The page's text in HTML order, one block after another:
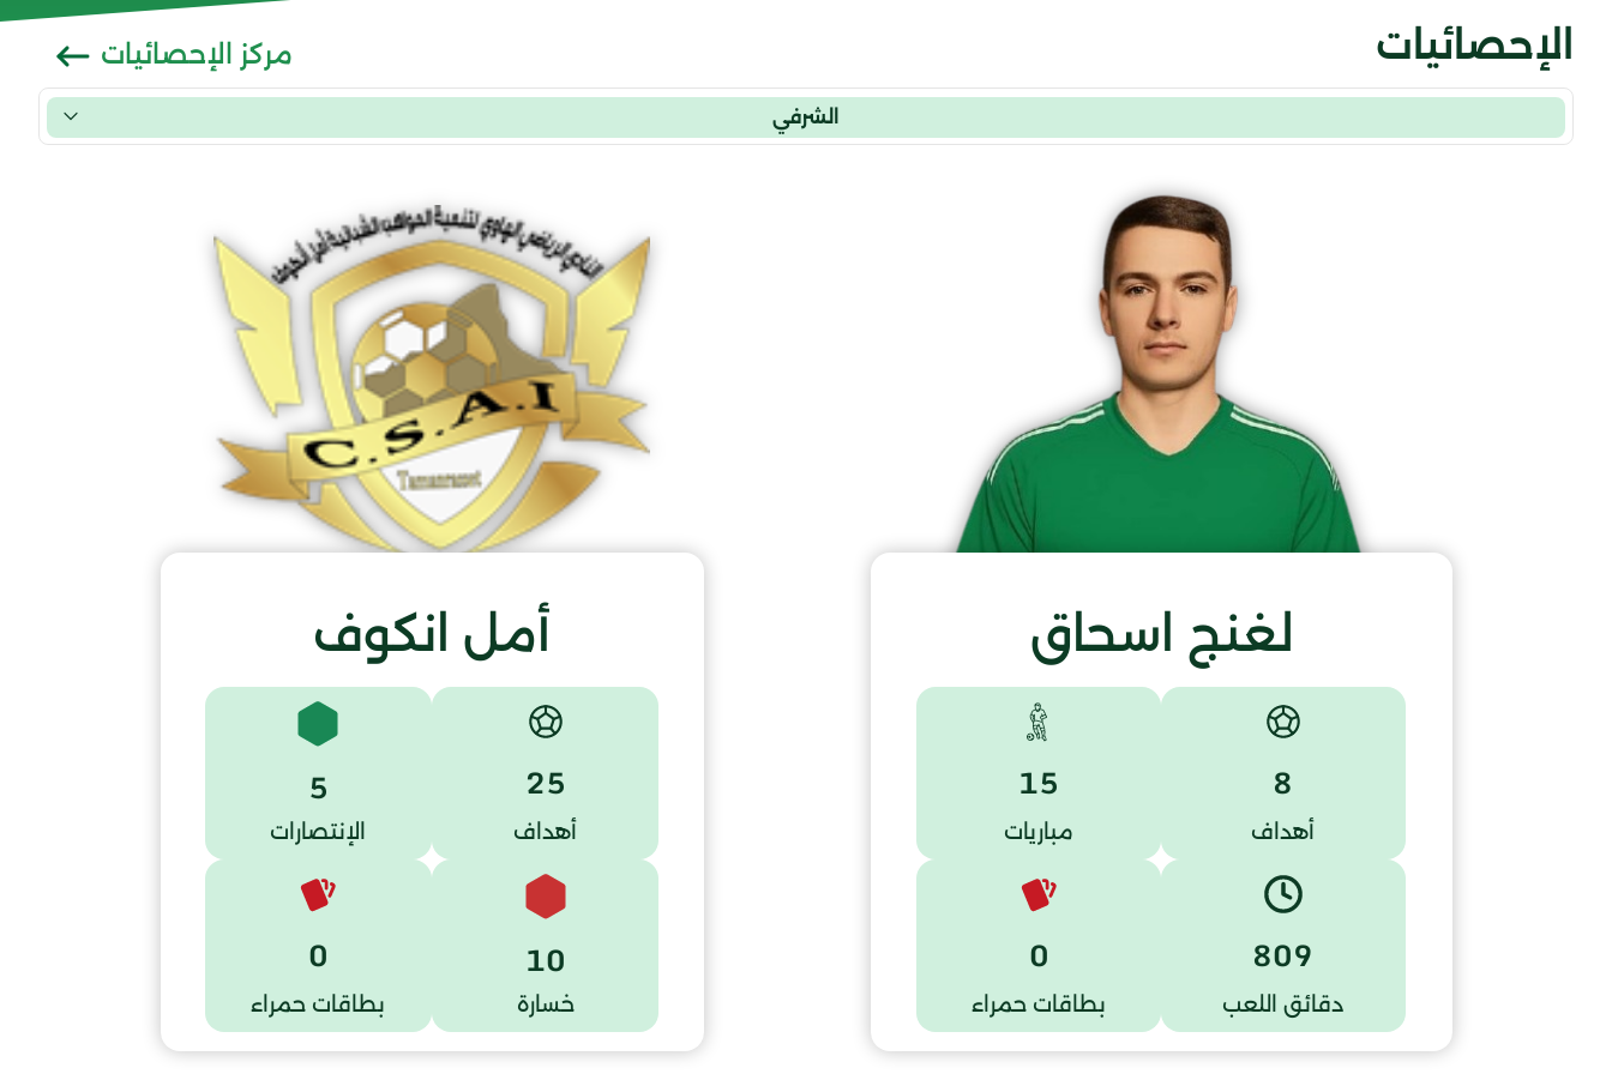
الإحصائيات مركز الإحصائيات
الشرفي
لغنج اسحاق
8
أهداف
15
مباريات
809
دقائق اللعب
0
بطاقات حمراء
أمل انكوف
25
أهداف
5
الإنتصارات
10
خسارة
0
بطاقات حمراء